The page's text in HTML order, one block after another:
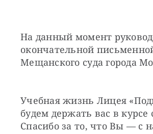
На данный момент
окончательной
Мещанского суда города
Учебная жизнь Лицея
будем держать вас в
Спасибо за то, что Вы — с